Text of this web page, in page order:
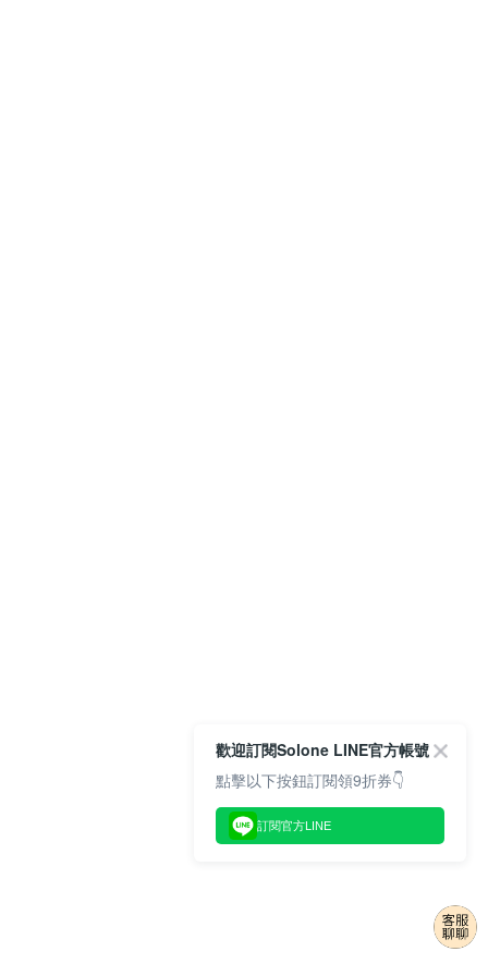
歡迎訂閱Solone LINE官方帳號
點擊以下按鈕訂閱領9折券👇
訂閱官方LINE